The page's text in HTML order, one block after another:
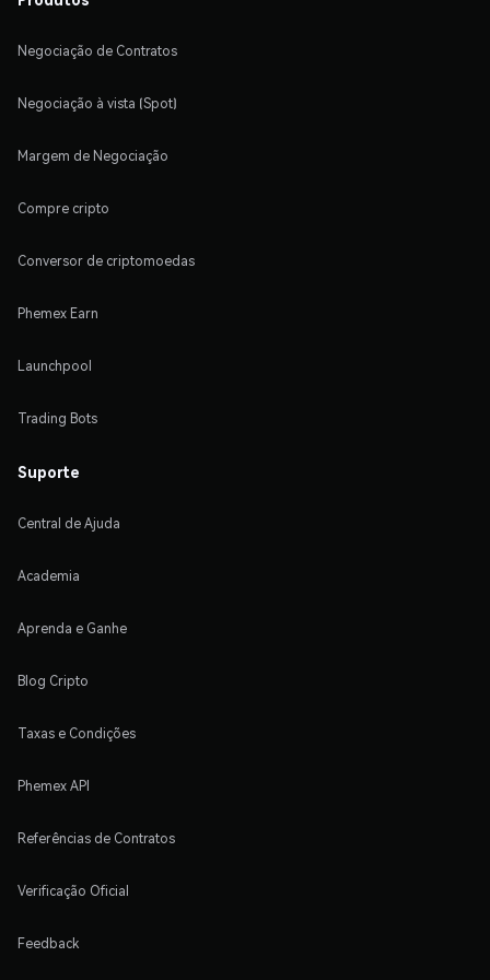
Negociação de Contratos
Negociação à vista (Spot)
Margem de Negociação
Compre cripto
Conversor de criptomoedas
Phemex Earn
Launchpool
Trading Bots
Suporte
Central de Ajuda
Academia
Aprenda e Ganhe
Blog Cripto
Taxas e Condições
Phemex API
Referências de Contratos
Verificação Oficial
Feedback